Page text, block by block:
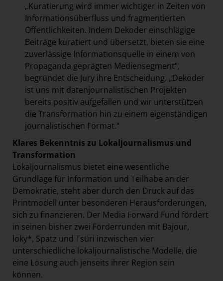
„Kuratierung wird immer wichtiger in Zeiten von
Informationsüberfluss und fragmentierten
Öffentlichkeiten. Indem Dekoder einschlägige
Beiträge kuratiert und übersetzt, bieten sie eine
zuverlässige Informationsquelle in einem von
Propaganda geprägten Mediensegment“,
begründet die Jury ihre Entscheidung. „Dekoder
ist uns mit datenjournalistischen Projekten
bereits positiv aufgefallen und wir unterstützen
die Transformation hin zu einem eigenständigen
journalistischen Format.“
Klares Bekenntnis zu Lokaljournalismus und
Transformation
Lokaljournalismus bietet eine wesentliche
Grundlage für Information und Teilhabe an der
Demokratie, steht aber durch den Druck auf das
Printmodell unter besonderen Herausforderungen,
sich zu finanzieren. Der Media Forward Fund fördert
in seinen bisher zwei Förderrunden mit Bajour,
loky*, Spatz und Tsüri inzwischen vier
unterschiedliche lokaljournalistische Modelle, die
eine Lösung auch jenseits ihrer Region sein
können.